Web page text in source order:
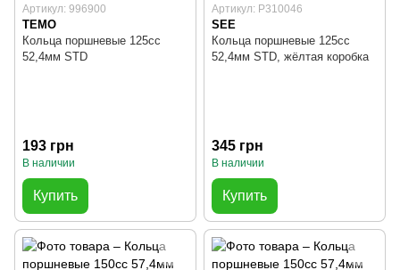
Артикул: 996900
TEMO
Кольца поршневые 125cc
52,4мм STD
193 грн
В наличии
Купить
Артикул: P310046
SEE
Кольца поршневые 125cc
52,4мм STD, жёлтая коробка
345 грн
В наличии
Купить